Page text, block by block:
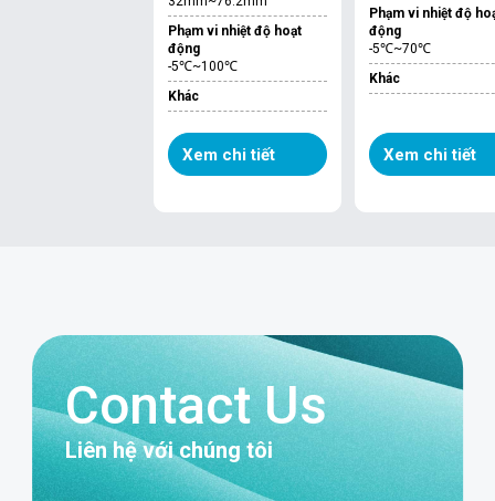
Contact Us
Liên hệ với chúng tôi